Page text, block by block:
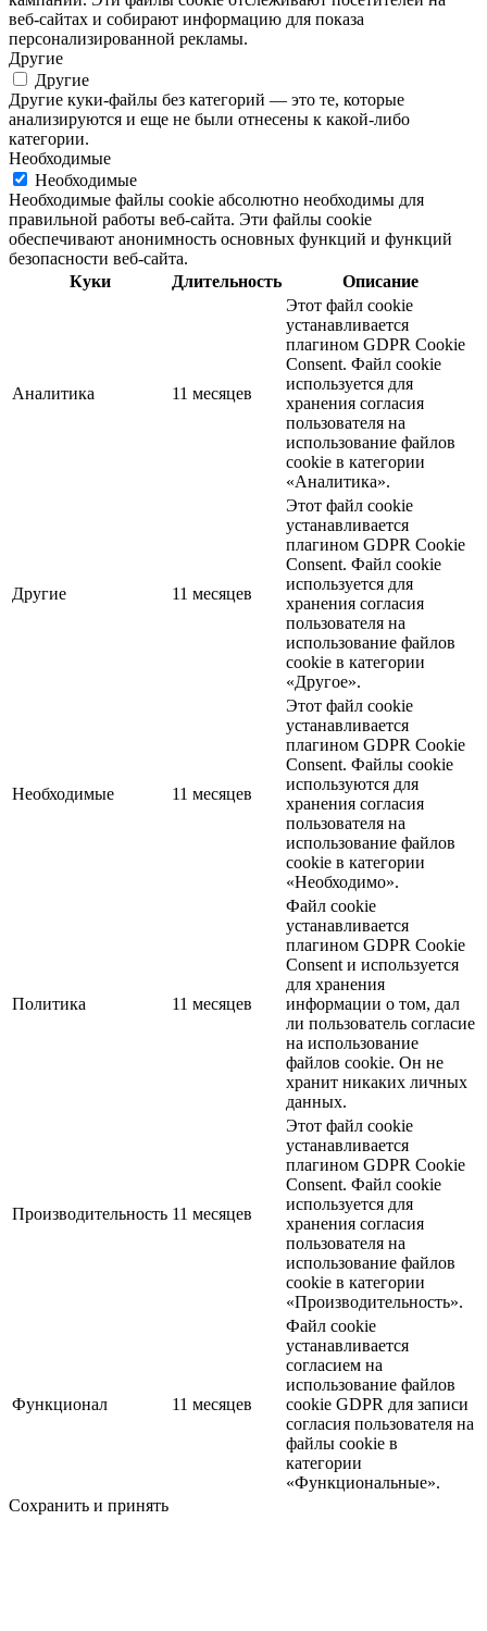
веб-сайтах и ​​собирают информацию для показа
персонализированной рекламы.
Другие
Другие
Другие куки-файлы без категорий — это те, которые
анализируются и еще не были отнесены к какой-либо
категории.
Необходимые
Необходимые
Необходимые файлы cookie абсолютно необходимы для
правильной работы веб-сайта. Эти файлы cookie
обеспечивают анонимность основных функций и функций
безопасности веб-сайта.
Куки
Длительность Описание
Аналитика 11 месяцев
Этот файл cookie
устанавливается
плагином GDPR Cookie
Consent. Файл cookie
используется для
хранения согласия
пользователя на
использование файлов
cookie в категории
«Аналитика».
Другие 11 месяцев
Этот файл cookie
устанавливается
плагином GDPR Cookie
Consent. Файл cookie
используется для
хранения согласия
пользователя на
использование файлов
cookie в категории
«Другое».
Необходимые 11 месяцев
Этот файл cookie
устанавливается
плагином GDPR Cookie
Consent. Файлы cookie
используются для
хранения согласия
пользователя на
использование файлов
cookie в категории
«Необходимо».
Политика 11 месяцев
Файл cookie
устанавливается
плагином GDPR Cookie
Consent и используется
для хранения
информации о том, дал
ли пользователь согласие
на использование
файлов cookie. Он не
хранит никаких личных
данных.
Производительность 11 месяцев
Этот файл cookie
устанавливается
плагином GDPR Cookie
Consent. Файл cookie
используется для
хранения согласия
пользователя на
использование файлов
cookie в категории
«Производительность».
Функционал 11 месяцев
Файл cookie
устанавливается
согласием на
использование файлов
cookie GDPR для записи
согласия пользователя на
файлы cookie в
категории
«Функциональные».
Сохранить и принять